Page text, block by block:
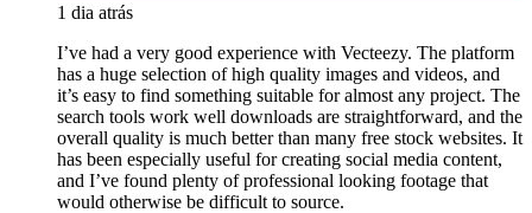
1 dia atrás
I’ve had a very good experience with Vecteezy. The platform
has a huge selection of high quality images and videos, and
it’s easy to find something suitable for almost any project. The
search tools work well downloads are straightforward, and the
overall quality is much better than many free stock websites. It
has been especially useful for creating social media content,
and I’ve found plenty of professional looking footage that
would otherwise be difficult to source.